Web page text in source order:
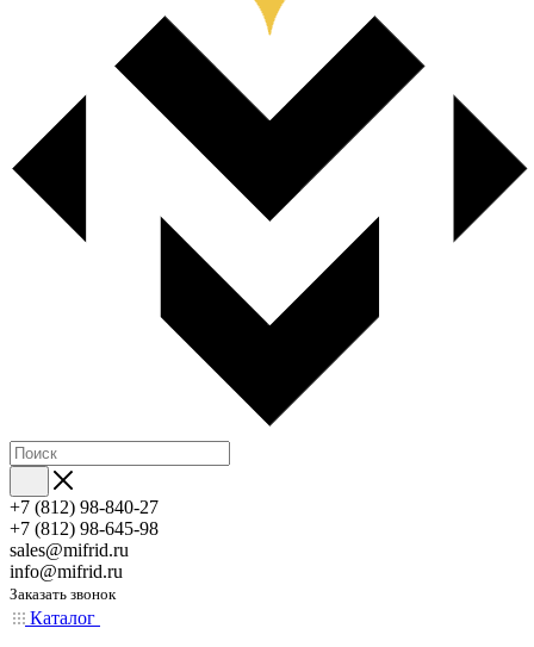
+7 (812) 98-840-27
+7 (812) 98-645-98
sales@mifrid.ru
info@mifrid.ru
Заказать звонок
Каталог